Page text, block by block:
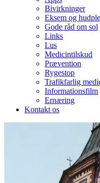
Bivirkninger
Eksem og
Gode råd om sol
Links
Lus
Medicintilskud
Prævention
Rygestop
Trafikfarlig
Informationsfilm
Ernæring
Kontakt os